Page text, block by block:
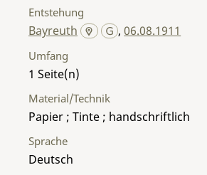
Entstehung
Bayreuth ,06.08.1911
Umfang
1
Material/Technik
Papier ; Tinte ; handschriftlich
Sprache
Deutsch